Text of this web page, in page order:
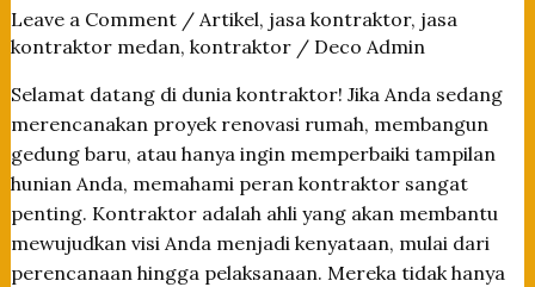
Leave a Comment / Artikel, jasa kontraktor, jasa
kontraktor medan, kontraktor/ Deco Admin
Selamat datang di dunia kontraktor! Jika Anda sedang
merencanakan proyek renovasi rumah, membangun
gedung baru, atau hanya ingin memperbaiki tampilan
hunian Anda, memahami peran kontraktor sangat
penting. Kontraktor adalah ahli yang akan membantu
mewujudkan visi Anda menjadi kenyataan, mulai dari
perencanaan hingga pelaksanaan. Mereka tidak hanya